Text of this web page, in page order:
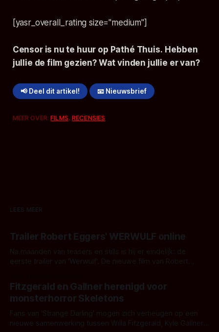
[yasr_overall_rating size="medium"]
Censoris nu te huur op Pathé Thuis. Hebben
jullie de film gezien? Wat vinden jullie er van?
📢 Deel dit artikel! 📧 Nieuwsbrief
MEER OVER:FILMS,RECENSIES
LEES MEER
Trailer Robert Eggers' WERWULF online
Na maanden van teasers en stills is hij er eindelijk: de
eerste trailer van 'Werwulf'. De nieuwe film van Robert
kille stijl vol folklore en mythe. Het topic deze keer is (kon
het het al raden?)... de weerwolf. Kijk je mee?
Fitzgerald en Gallner herenigd voor
monsterhorror Skeletons
Fans van 'Strange Darling' mogen zich verheugen op een
nieuwe samenwerking tussen Willa Fitzgerald, Kyle Gallner